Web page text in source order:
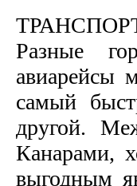
Разные
авиарейсы
самый
другой.
Канарами,
выгодным